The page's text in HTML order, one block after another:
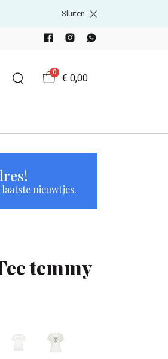
Sluiten
0
€ 0,00
nieuwtjes.
temmy